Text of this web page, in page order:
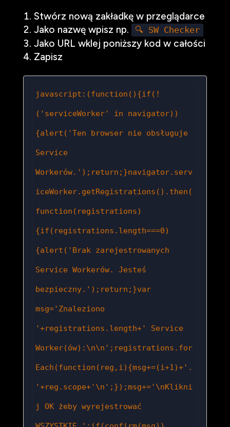
Stwórz nową zakładkę w przeglądarce
Jako nazwę wpisz np.
🔍 SW Checker
Jako URL wklej poniższy kod w całości
Zapisz
javascript:(function(){if(!
('serviceWorker' in navigator))
{alert('Ten browser nie obsługuje
Service
Workerów.');return;}navigator.serv
iceWorker.getRegistrations().then(
function(registrations)
{if(registrations.length===0)
{alert('Brak zarejestrowanych
Service Workerów. Jesteś
bezpieczny.');return;}var
msg='Znaleziono
'+registrations.length+' Service
Worker(ów):\n\n';registrations.for
Each(function(reg,i){msg+=(i+1)+'.
'+reg.scope+'\n';});msg+='\nKlikni
j OK żeby wyrejestrować